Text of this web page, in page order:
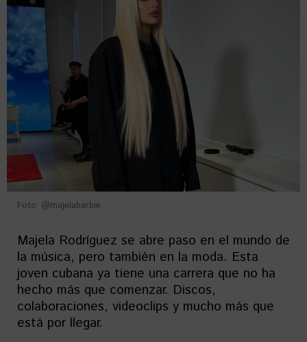
Foto: @majelabarbie
Majela Rodríguez se abre paso en el mundo de
la música, pero también en la moda. Esta
joven cubana ya tiene una carrera que no ha
hecho más que comenzar. Discos,
colaboraciones, videoclips y mucho más que
está por llegar.